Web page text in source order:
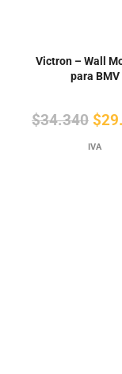
Victron – Wall
para BMV
$34.340 El
$
IVA